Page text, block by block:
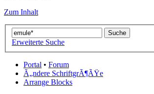
Zum Inhalt
Erweiterte Suche
Portal • Forum
Ã„ndere SchriftgrÃ¶ÃŸe
Arrange Blocks